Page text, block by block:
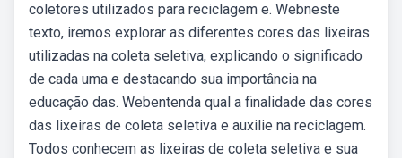
coletores utilizados para reciclagem e. Webneste
texto, iremos explorar as diferentes cores das lixeiras
utilizadas na coleta seletiva, explicando o significado
de cada uma e destacando sua importância na
educação das. Webentenda qual a finalidade das cores
das lixeiras de coleta seletiva e auxilie na reciclagem.
Todos conhecem as lixeiras de coleta seletiva e sua